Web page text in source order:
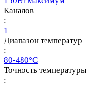
Каналов
:
1
Диапазон температур
:
80-480°C
Точность температуры
: